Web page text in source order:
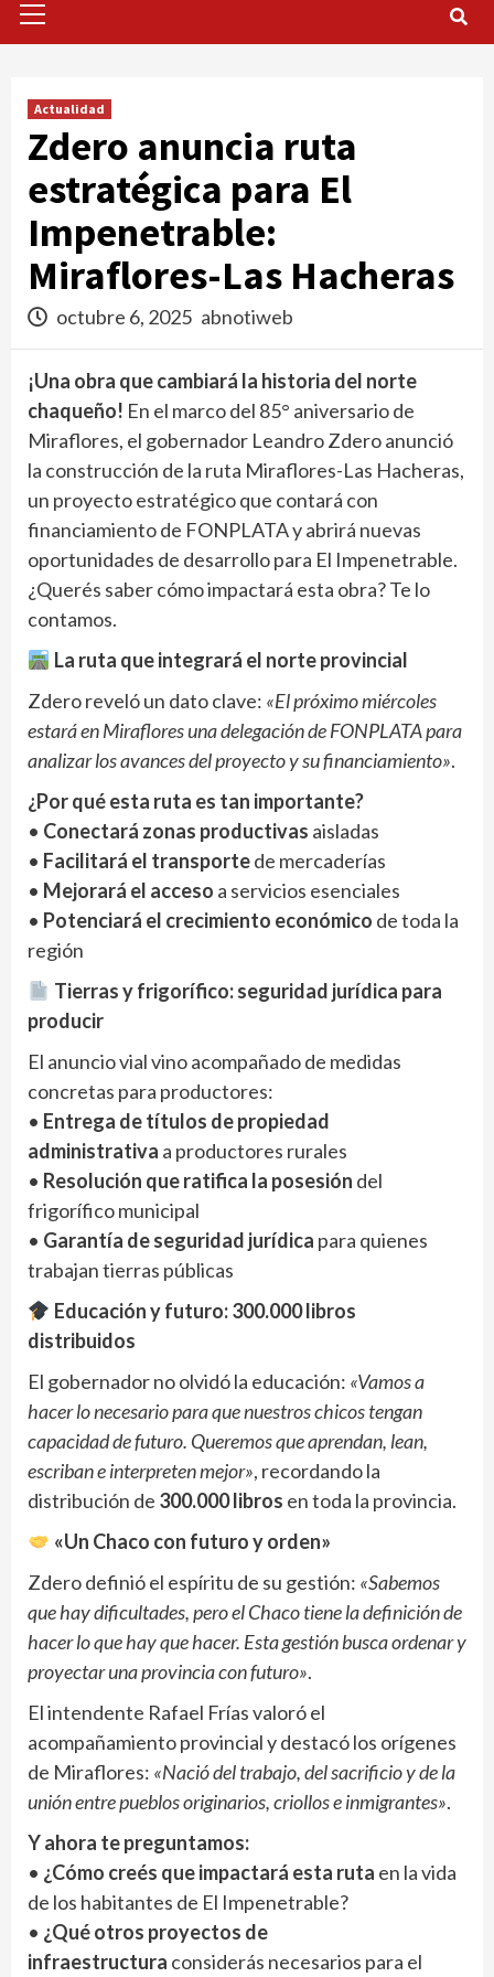
Menu
Actualidad
Zdero anuncia ruta
estratégica para El
Impenetrable:
Miraflores-Las Hacheras
octubre 6, 2025 abnotiweb
¡Una obra que cambiará la historia del norte
chaqueño! En el marco del 85° aniversario de
Miraflores, el gobernador Leandro Zdero anunció
la construcción de la ruta Miraflores-Las Hacheras,
un proyecto estratégico que contará con
financiamiento de FONPLATA y abrirá nuevas
oportunidades de desarrollo para El Impenetrable.
¿Querés saber cómo impactará esta obra? Te lo
contamos.
La ruta que integrará el norte provincial
Zdero reveló un dato clave: «El próximo miércoles
estará en Miraflores una delegación de FONPLATA para
analizar los avances del proyecto y su financiamiento».
¿Por qué esta ruta es tan importante?
• Conectará zonas productivas aisladas
• Facilitará el transportede mercaderías
• Mejorará el acceso a servicios esenciales
• Potenciará el crecimiento económico de toda la
región
Tierras y frigorífico: seguridad jurídica para
producir
El anuncio vial vino acompañado de medidas
concretas para productores:
• Entrega de títulos de propiedad
administrativa a productores rurales
• Resolución que ratifica la posesión del
frigorífico municipal
• Garantía de seguridad jurídica para quienes
trabajan tierras públicas
Educación y futuro: 300.000 libros
distribuidos
El gobernador no olvidó la educación: «Vamos a
hacer lo necesario para que nuestros chicos tengan
capacidad de futuro. Queremos que aprendan, lean,
escriban e interpreten mejor», recordando la
distribución de 300.000 libros en toda la provincia.
«Un Chaco con futuro y orden»
Zdero definió el espíritu de su gestión: «Sabemos
que hay dificultades, pero el Chaco tiene la definición de
hacer lo que hay que hacer. Esta gestión busca ordenar y
proyectar una provincia con futuro».
El intendente Rafael Frías valoró el
acompañamiento provincial y destacó los orígenes
de Miraflores: «Nació del trabajo, del sacrificio y de la
unión entre pueblos originarios, criollos e inmigrantes».
Y ahora te preguntamos:
• ¿Cómo creés que impactará esta ruta en la vida
de los habitantes de El Impenetrable?
• ¿Qué otros proyectos de
infraestructura considerás necesarios para el